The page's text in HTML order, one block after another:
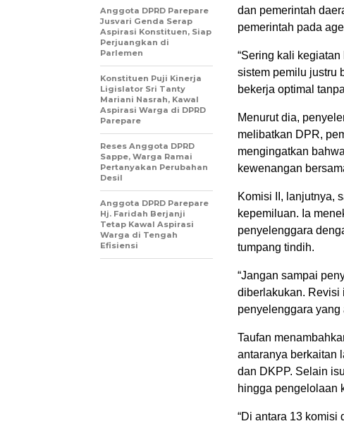
dan pemerintah
pemerintah pada
“Sering kali
sistem pemilu justru
bekerja optimal
Menurut dia,
melibatkan DPR,
mengingatkan
kewenangan
Komisi II, lanjutnya,
kepemiluan. Ia
penyelenggara
tumpang tindih.
“Jangan sampai
diberlakukan. Revisi
penyelenggara yang
Taufan
antaranya berkaitan
dan DKPP. Selain
hingga pengelolaan
“Di antara 13 komisi
Anggota DPRD Parepare
Jusvari Genda Serap
Aspirasi Konstituen, Siap
Perjuangkan di
Parlemen
Konstituen Puji Kinerja
Ligislator Sri Tanty
Mariani Nasrah, Kawal
Aspirasi Warga di DPRD
Parepare
Reses Anggota DPRD
Sappe, Warga Ramai
Pertanyakan Perubahan
Desil
Anggota DPRD Parepare
Hj. Faridah Berjanji
Tetap Kawal Aspirasi
Warga di Tengah
Efisiensi